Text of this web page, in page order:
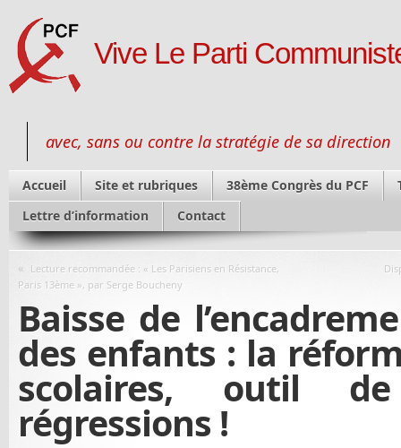
Vive Le Parti
avec, sans ou contre la stratégie de sa direction
Accueil Site et rubriques 38ème Congrès du PCF
Lettre d’information
Contact
« Lecture recommandée : « Les Parisiens en Résistance,
Paris 13ème », par Serge Boucheny
Baisse de
des enfants : la
scolaires, outil
régressions !